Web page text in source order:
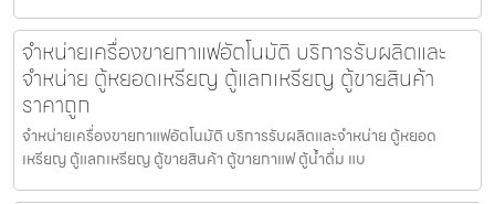
จำหน่ายเครื่องขายกาแฟ​อัตโนมัติ บริการรับผลิตและ
จำหน่าย ตู้หยอดเหรียญ ตู้แลกเหรียญ ตู้ขายสินค้า
ราคาถูก
จำหน่ายเครื่องขายกาแฟ​อัตโนมัติ บริการรับผลิตและจำหน่าย ตู้หยอด
เหรียญ ตู้แลกเหรียญ ตู้ขายสินค้า ตู้ขายกาแฟ ตู้น้ำดื่ม แบ